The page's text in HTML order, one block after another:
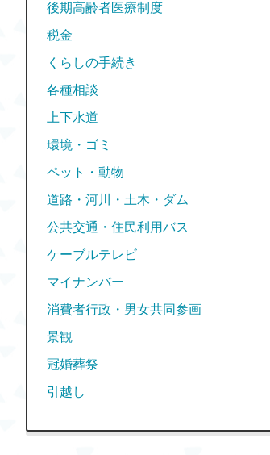
後期高齢者医療制度
税金
くらしの手続き
各種相談
上下水道
環境・ゴミ
ペット・動物
道路・河川・土木・ダム
公共交通・住民利用バス
ケーブルテレビ
マイナンバー
消費者行政・男女共同参画
景観
冠婚葬祭
引越し